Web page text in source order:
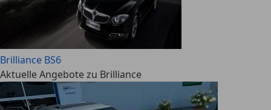
Brilliance BS6
Aktuelle Angebote zu Brilliance